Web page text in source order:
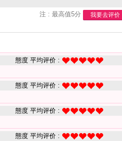
注 : 最高值5分 我要去评价
態度 平均评价 :
態度 平均评价 :
態度 平均评价 :
態度 平均评价 :